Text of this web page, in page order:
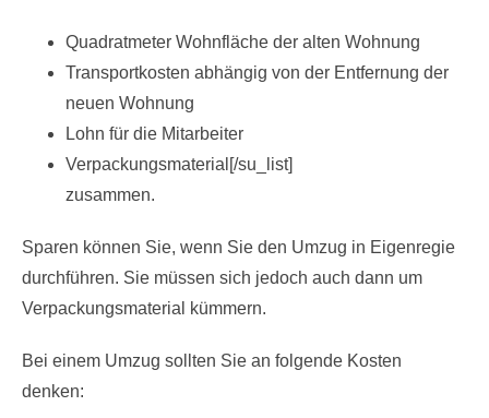
Quadratmeter Wohnfläche der alten Wohnung
Transportkosten abhängig von der Entfernung der
neuen Wohnung
Lohn für die Mitarbeiter
Verpackungsmaterial[/su_list]
zusammen.
Sparen können Sie, wenn Sie den Umzug in Eigenregie
durchführen. Sie müssen sich jedoch auch dann um
Verpackungsmaterial kümmern.
Bei einem Umzug sollten Sie an folgende Kosten
denken: